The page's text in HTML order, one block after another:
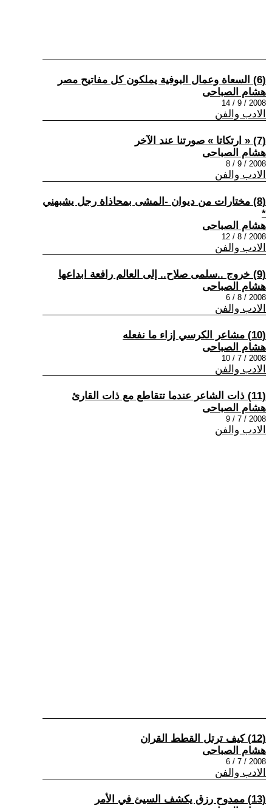
(6) السعاة وعمال البوفية يملكون كل مفاتيح مصر
هشام الصباحى
2008 / 9 / 14
الادب والفن
(7) « ارتكاتا » صورتنا عند الآخر
هشام الصباحى
2008 / 9 / 8
الادب والفن
(8) مختارات من ديوان -المشى بمحاذاة رجل يشبهني
*
هشام الصباحى
2008 / 8 / 12
الادب والفن
(9) خروج ..سلمى صلاح.. إلى العالم رافعة ابداعها
هشام الصباحى
2008 / 8 / 6
الادب والفن
(10) مشاعر الكرسي إزاء ما نفعله
هشام الصباحى
2008 / 7 / 10
الادب والفن
(11) ذات الشاعر عندما تتقاطع مع ذات القارئ
هشام الصباحى
2008 / 7 / 9
الادب والفن
(12) كيف ترتل القطط القران
هشام الصباحى
2008 / 7 / 6
الادب والفن
(13) ممدوح رزق يكشف السيئ في الأمر